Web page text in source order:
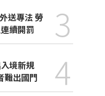
送專法 勞
續開罰
3
境新規
難出國門
4